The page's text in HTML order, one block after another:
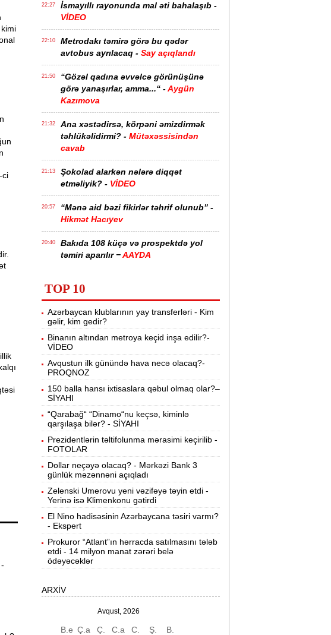
ci
22:27
İsmayıllı rayonunda mal əti bahalaşıb -
VİDEO
22:10
Metrodakı təmirə görə bu qədər
avtobus ayrılacaq - Say açıqlandı
21:50
“Gözəl qadına əvvəlcə görünüşünə
görə yanaşırlar, amma...“ -Aygün
Kazımova
21:32
Ana xəstədirsə, körpəni əmizdirmək
təhlükəlidirmi? - Mütəxəssisindən
cavab
21:13
Şokolad alarkən nələrə diqqət
etməliyik? - VİDEO
20:57
“Mənə aid bəzi fikirlər təhrif olunub” -
Hikmət Hacıyev
20:40
Bakıda 108 küçə və prospektdə yol
təmiri aparılır −AAYDA
fəsadlar törədə bilər -
20:06
Müharibədə 3 400-dən çox iranlı və 18
ABŞ hərbçisi həlak olub -
19:48 BMT-dən dəhşətli xəbərdarlıq -
milyon insan ac qala bilər
19:31
“Wildberries” anbar tutumunun üçdə
birini itirib -
19:16
“Sea Breeze“də mənzil qiymətləri necə
dəyişir? -Qiymətlər
19:00 Bakıda ticarət mərkəzində FACİƏ:liftin
şaxtasına düşüb öldü
18:41 Pentaqondan kritik addım:Rusiya və
Çinə qarşı yeni plan
18:22
Naxçıvan Şəhər Poliklinikasında tibbi
arayış 60-80 manata satılır? -VİDEO
18:05
Kolleclərdə ən yüksək təhsil haqqı
"Yəhudi David Seliverstov" Kazım
Abbasov çıxdı! -Bir dələduzla bağlı
TOP 10
Azərbaycan klublarının yay transferləri - Kim
gəlir, kim gedir?
Binanın altından metroya keçid inşa edilir?-
VİDEO
Avqustun ilk günündə hava necə olacaq?-
PROQNOZ
150 balla hansı ixtisaslara qəbul olmaq olar?–
SİYAHI
“Qarabağ“ “Dinamo“nu keçsə, kiminlə
qarşılaşa bilər? - SİYAHI
Prezidentlərin təltifolunma mərasimi keçirilib -
FOTOLAR
Dollar neçəyə olacaq? - Mərkəzi Bank 3
günlük məzənnəni açıqladı
Zelenski Umerovu yeni vəzifəyə təyin etdi -
Yerinə isə Klimenkonu gətirdi
El Nino hadisəsinin Azərbaycana təsiri varmı?
- Ekspert
Prokuror “Atlant”ın hərracda satılmasını tələb
etdi - 14 milyon manat zərəri belə
ödəyəcəklər
ARXİV
Avqust, 2026
B.e Ç.a Ç. C.a C. Ş. B.